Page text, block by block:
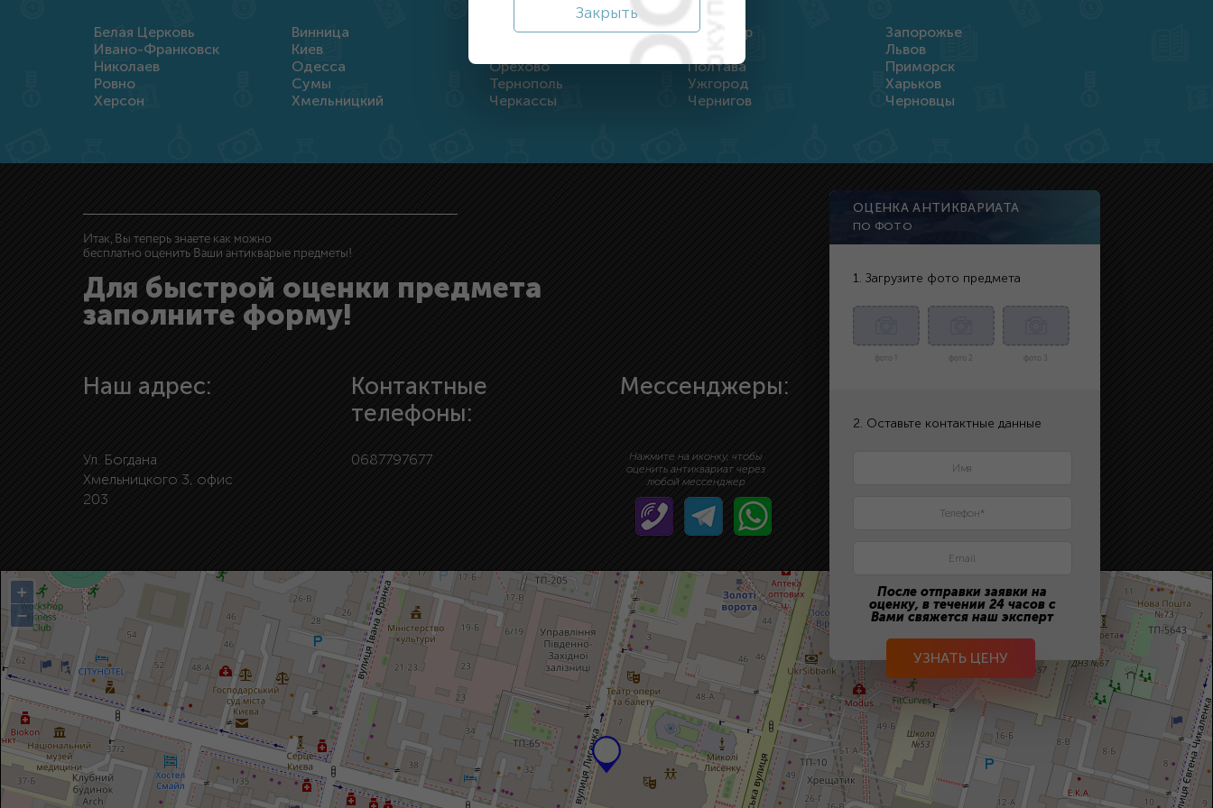
Белая Церковь Винница Днепр Житомир
Запорожье
Ивано-Франковск
Киев Луцк
Львов
Николаев
Одесса Орехово Полтава
Приморск
Ровно
Сумы Тернополь Ужгород
Харьков
Херсон
Хмельницкий Черкассы Чернигов Черновцы
Итак, Вы теперь знаете как можно
бесплатно оценить Ваши антикварые предметы!
Для быстрой оценки предмета
заполните форму!
Наш адрес:
Ул. Богдана
Хмельницкого 3, офис
203
Контактные
телефоны:
0687797677
Мессенджеры:
Нажмите на иконку, чтобы
оценить антиквариат через
любой мессенджер
ОЦЕНКА АНТИКВАРИАТА
ПО ФОТО
1. Загрузите фото предмета
фото 1 фото 2 фото 3
2. Оставьте контактные данные
После отправки заявки на
оценку, в течении 24 часов с
Вами свяжется наш эксперт
УЗНАТЬ ЦЕНУ
+
−
Закрыть